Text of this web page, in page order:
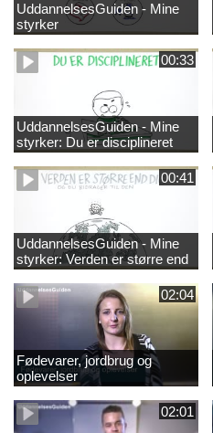
UddannelsesGuiden - Mine
styrker
00:33
UddannelsesGuiden - Mine
styrker: Du er disciplineret
00:41
UddannelsesGuiden - Mine
styrker: Verden er større end
dig og du bidrager til den
02:04
Fødevarer, jordbrug og
oplevelser
02:01